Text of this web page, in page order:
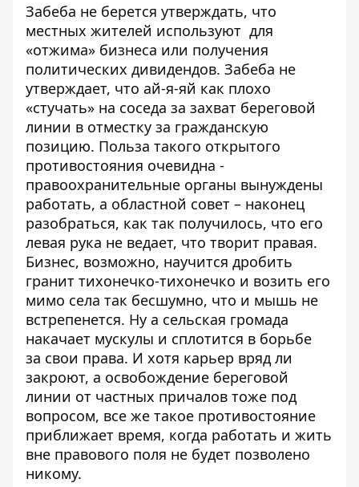
Забеба не берется утверждать, что
местных жителей используют для
«отжима» бизнеса или получения
политических дивидендов. Забеба не
утверждает, что ай-я-яй как плохо
«стучать» на соседа за захват береговой
линии в отместку за гражданскую
позицию. Польза такого открытого
противостояния очевидна -
правоохранительные органы вынуждены
работать, а областной совет – наконец
разобраться, как так получилось, что его
левая рука не ведает, что творит правая.
Бизнес, возможно, научится дробить
гранит тихонечко-тихонечко и возить его
мимо села так бесшумно, что и мышь не
встрепенется. Ну а сельская громада
накачает мускулы и сплотится в борьбе
за свои права. И хотя карьер вряд ли
закроют, а освобождение береговой
линии от частных причалов тоже под
вопросом, все же такое противостояние
приближает время, когда работать и жить
вне правового поля не будет позволено
никому.